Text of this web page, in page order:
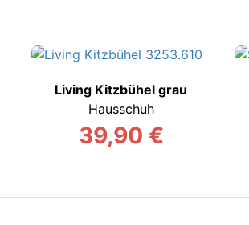
Living Kitzbühel grau
Hausschuh
39,90 €